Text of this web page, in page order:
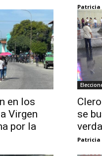
Patricia
en los
Virgen
por la
se
Patricia